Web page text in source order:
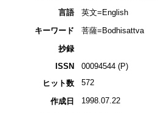
言語
英文=English
キーワード
菩薩=Bodhisattva
抄録
ISSN
00094544 (P)
ヒット数
572
作成日 1998.07.22